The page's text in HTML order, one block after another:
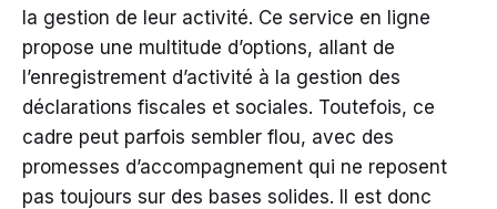
la gestion de leur activité. Ce service en ligne
propose une multitude d’options, allant de
l’enregistrement d’activité à la gestion des
déclarations fiscales et sociales. Toutefois, ce
cadre peut parfois sembler flou, avec des
promesses d’accompagnement qui ne reposent
pas toujours sur des bases solides. Il est donc